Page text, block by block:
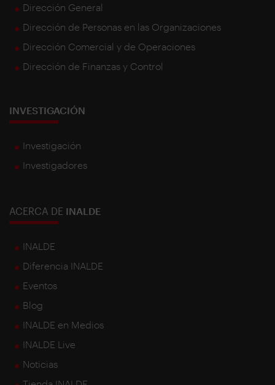
Dirección General
Dirección de Personas en las Organizaciones
Dirección Comercial y de Operaciones
Dirección de Finanzas y Control
INVESTIGACIÓN
Investigación
Investigadores
ACERCA DE INALDE
INALDE
Diferencia INALDE
Eventos
Blog
INALDE en Medios
INALDE Live
Noticias